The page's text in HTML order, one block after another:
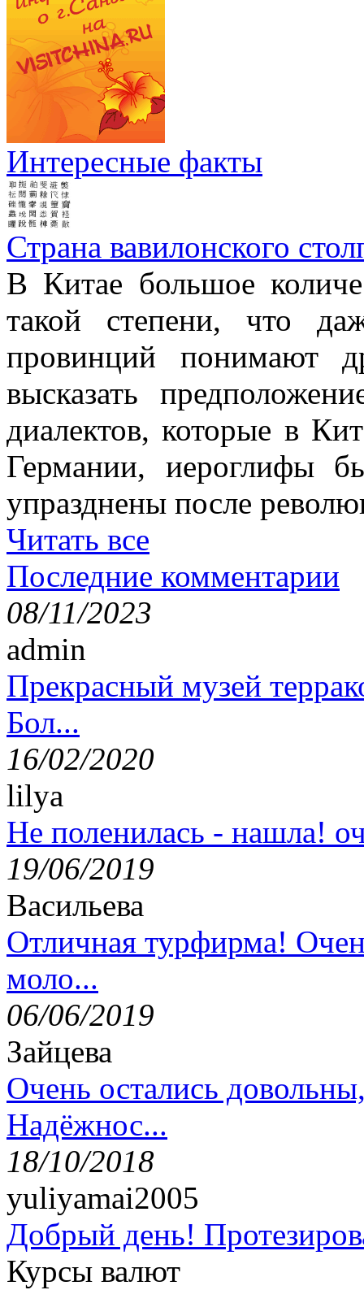
Интересные факты
Страна вавилонского
В Китае большое
такой степени, что
провинций понимают
высказать
диалектов, которые в
Германии, иероглифы
упразднены после
Читать все
Последние комментарии
08/11/2023
admin
Прекрасный музей
Бол...
16/02/2020
lilya
Не поленилась - нашла!
19/06/2019
Васильева
Отличная турфирма!
моло...
06/06/2019
Зайцева
Очень остались
Надёжнос...
18/10/2018
yuliyamai2005
Добрый день!
Курсы валют